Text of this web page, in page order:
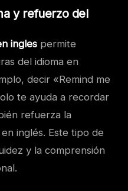
y refuerzo del
ingles permite
del idioma en
decir «Remind me
te ayuda a recordar
refuerza la
inglés. Este tipo de
y la comprensión